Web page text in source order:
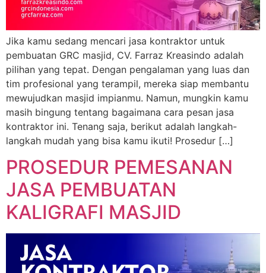
Jika kamu sedang mencari jasa kontraktor untuk
pembuatan GRC masjid, CV. Farraz Kreasindo adalah
pilihan yang tepat. Dengan pengalaman yang luas dan
tim profesional yang terampil, mereka siap membantu
mewujudkan masjid impianmu. Namun, mungkin kamu
masih bingung tentang bagaimana cara pesan jasa
kontraktor ini. Tenang saja, berikut adalah langkah-
langkah mudah yang bisa kamu ikuti! Prosedur […]
PROSEDUR PEMESANAN
JASA PEMBUATAN
KALIGRAFI MASJID